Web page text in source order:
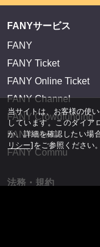
FANYサービス
FANY
FANY Ticket
FANY Online Ticket
FANY Channel
FANY Crowdfunding
FANY Mall
FANY Commu
法務・規約
当サイトは、お客様の使
しています。このダイア
か、詳細を確認したい場合
リシー]をご参照ください。